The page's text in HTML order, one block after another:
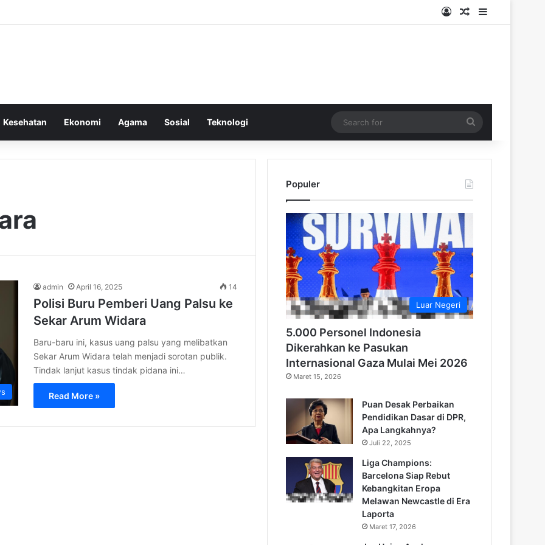
Log InRandom Article
Sidebar
Kesehatan Ekonomi Agama Sosial Teknologi
for
admin April 16, 2025 14
Polisi Buru Pemberi Uang Palsu ke
Sekar Arum Widara
Baru-baru ini, kasus uang palsu yang melibatkan
Sekar Arum Widara telah menjadi sorotan publik.
Tindak lanjut kasus tindak pidana ini…
Read More »
Populer
Luar Negeri
5.000 Personel Indonesia
Dikerahkan ke Pasukan
Internasional Gaza Mulai Mei 2026
Maret 15, 2026
Puan Desak Perbaikan
Pendidikan Dasar di DPR,
Apa Langkahnya?
Juli 22, 2025
Liga Champions:
Barcelona Siap Rebut
Kebangkitan Eropa
Melawan Newcastle di Era
Laporta
Maret 17, 2026